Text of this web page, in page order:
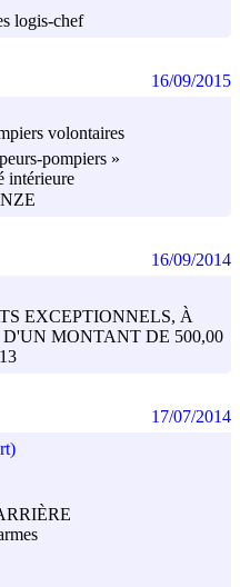
logis-chef
volontaires
pompiers »
intérieure
16/09/2015
EXCEPTIONNELS, À
MONTANT DE 500,00
16/09/2014
17/07/2014